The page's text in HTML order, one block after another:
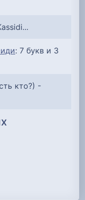
: 7 букв и 3
кто?) -